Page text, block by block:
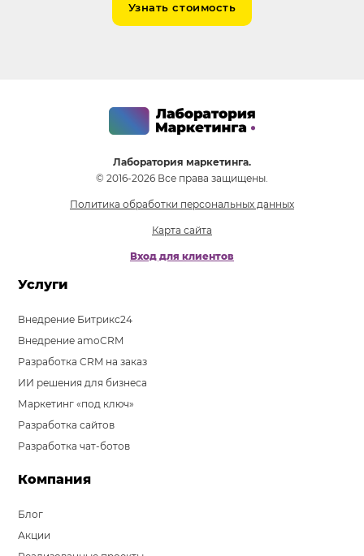
Узнать стоимость
Лаборатория маркетинга.
© 2016-2026 Все права защищены.
Политика обработки персональных данных
Карта сайта
Вход для клиентов
Услуги
Внедрение Битрикс24
Внедрение amoCRM
Разработка CRM на заказ
ИИ решения для бизнеса
Маркетинг «под ключ»
Разработка сайтов
Разработка чат-ботов
Компания
Блог
Акции